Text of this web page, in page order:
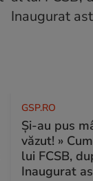
GSP.RO
Și-au pus
văzut! »
lui FCSB,
Inaugurat